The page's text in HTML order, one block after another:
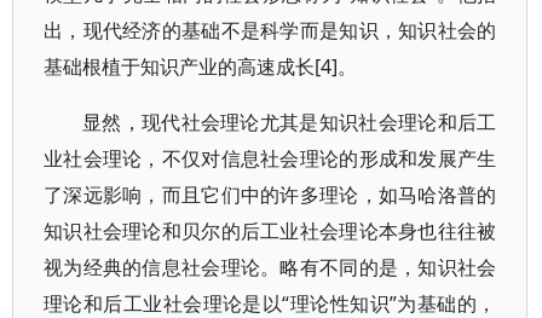
出，现代经济的基础不是科学而是知识，知识社会的
基础根植于知识产业的高速成长[4]。
显然，现代社会理论尤其是知识社会理论和后工
业社会理论，不仅对信息社会理论的形成和发展产生
了深远影响，而且它们中的许多理论，如马哈洛普的
知识社会理论和贝尔的后工业社会理论本身也往往被
视为经典的信息社会理论。略有不同的是，知识社会
理论和后工业社会理论是以“理论性知识”为基础的，